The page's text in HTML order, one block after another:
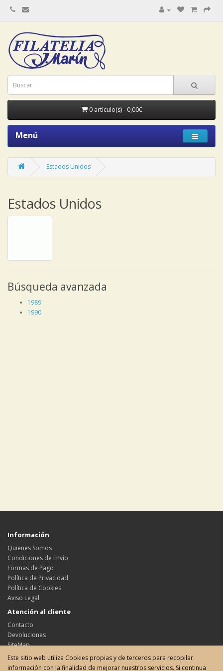
0 artículo(s) - 0,00€
Menú
Estados Unidos
Estados Unidos
Búsqueda avanzada
1989
1990
Información
Quienes Somos
Condiciones de Envío
Formas de Pago
Política de Privacidad
Política de Cookies
Aviso Legal
Atención al cliente
Contacto
Devoluciones
SiteMap
Su cuenta
Este sitio web utiliza Cookies propias y de terceros para recopilar
información con la finalidad de mejorar nuestros servicios. Si continua